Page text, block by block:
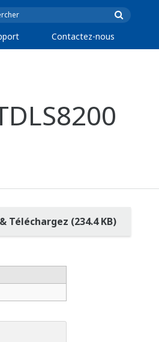
Contactez-nous
Téléchargez (234.4 KB)